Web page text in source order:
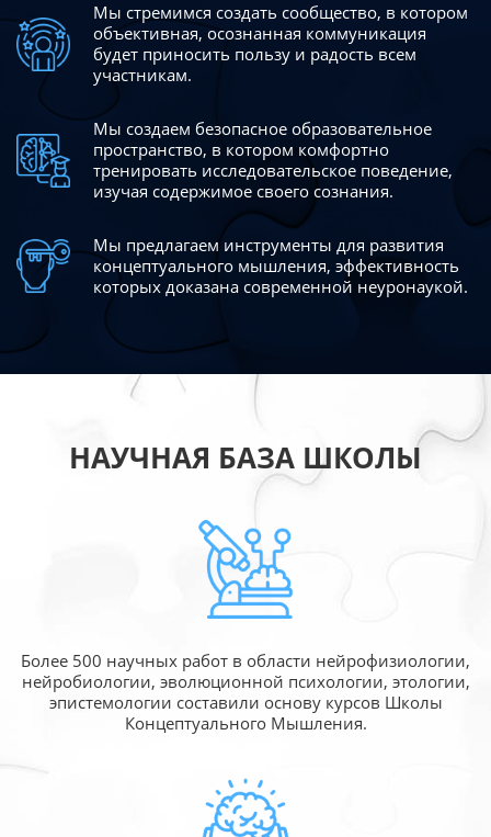
Мы стремимся создать сообщество, в котором
объективная, осознанная коммуникация
будет приносить пользу и радость всем
участникам.
Мы создаем безопасное образовательное
пространство, в котором комфортно
тренировать исследовательское поведение,
изучая содержимое своего сознания.
Мы предлагаем инструменты для развития
концептуального мышления, эффективность
которых доказана современной неуронаукой.
НАУЧНАЯ БАЗА ШКОЛЫ
Более 500 научных работ в области нейрофизиологии,
нейробиологии, эволюционной психологии, этологии,
эпистемологии составили основу курсов Школы
Концептуального Мышления.